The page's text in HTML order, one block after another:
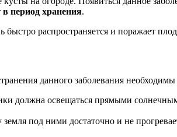
в период хранения.
распространяется и поражает
данного заболевания необходимы
должна освещаться прямыми
под ними достаточно и не